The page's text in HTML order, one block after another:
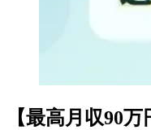
【最高月収90